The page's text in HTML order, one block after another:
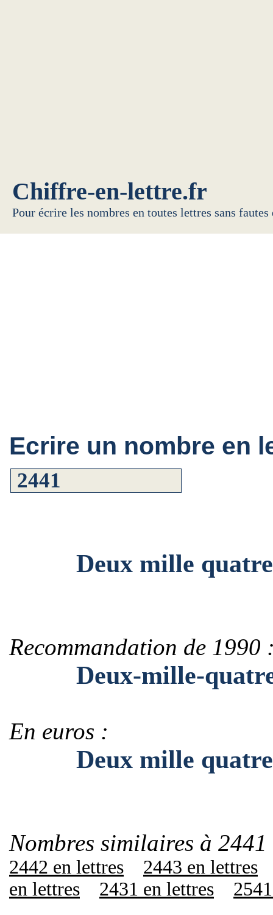
Chiffre-en-lettre.fr
Pour écrire les nombres en toutes lettres sans
Ecrire un nombre en
Deux mille quatre
Recommandation de 1990
Deux-mille-quatre-
En euros :
Deux mille quatre
Nombres similaires à
2442 en lettres
2443 en lettres
en lettres
2431 en lettres